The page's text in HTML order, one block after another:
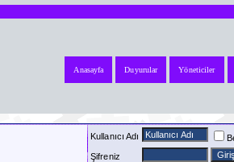
Yöneticiler
Duyurular
Anasayfa
Kullanıcı Adı
Şifreniz